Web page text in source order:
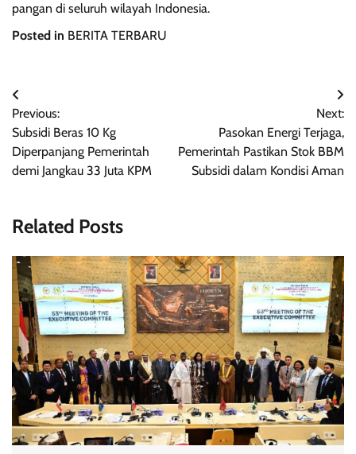
pangan di seluruh wilayah Indonesia.
Posted in BERITA TERBARU
Navigasi
pos
Previous:
Subsidi Beras 10 Kg
Diperpanjang Pemerintah
demi Jangkau 33 Juta KPM
Next:
Pasokan Energi Terjaga,
Pemerintah Pastikan Stok BBM
Subsidi dalam Kondisi Aman
Related Posts